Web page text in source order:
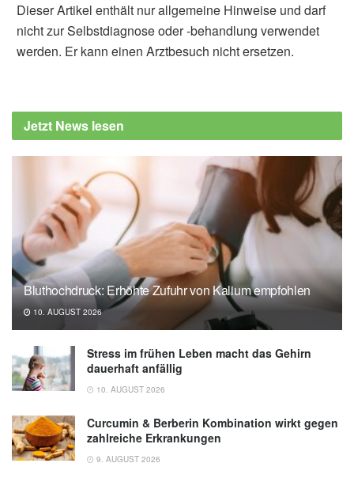
Lebensmittelsicherheit: Rückruf McCain
PomPoms (veröffentlicht: 09.07.2021),
Dieser Artikel enthält nur allgemeine Hinweise und darf
nicht zur Selbstdiagnose oder -behandlung verwendet
werden. Er kann einen Arztbesuch nicht ersetzen.
Jetzt News lesen
Bluthochdruck: Erhöhte Zufuhr von Kalium empfohlen
10. AUGUST 2026
Stress im frühen Leben macht das Gehirn
dauerhaft anfällig
10. AUGUST 2026
Curcumin & Berberin Kombination wirkt gegen
zahlreiche Erkrankungen
9. AUGUST 2026